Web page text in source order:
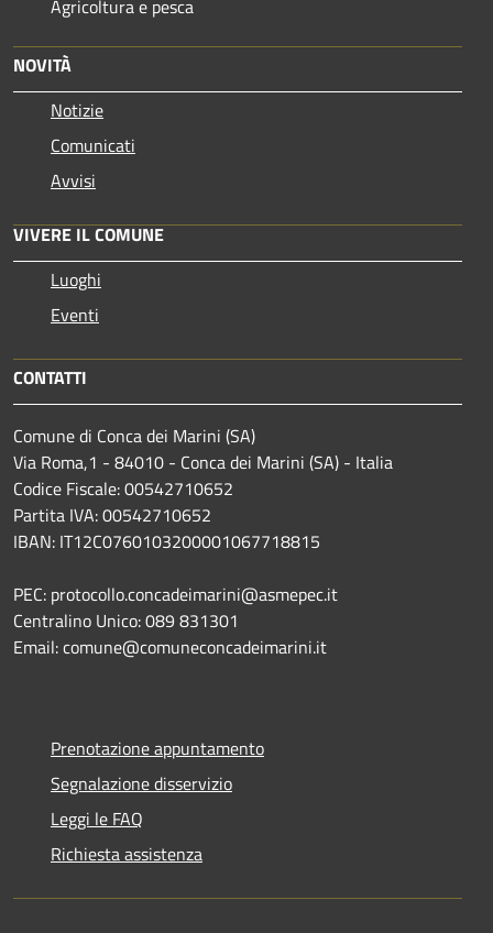
Agricoltura e pesca
NOVITÀ
Notizie
Comunicati
Avvisi
VIVERE IL COMUNE
Luoghi
Eventi
CONTATTI
Comune di Conca dei Marini (SA)
Via Roma,1 - 84010 - Conca dei Marini (SA) - Italia
Codice Fiscale: 00542710652
Partita IVA: 00542710652
IBAN: IT12C0760103200001067718815
PEC: protocollo.concadeimarini@asmepec.it
Centralino Unico: 089 831301
Email: comune@comuneconcadeimarini.it
Prenotazione appuntamento
Segnalazione disservizio
Leggi le FAQ
Richiesta assistenza